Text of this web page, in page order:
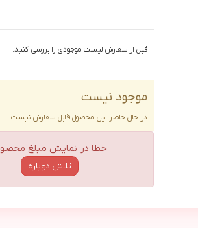
قبل از سفارش لیست موجودی را بررسی کنید.
موجود نیست
در حال حاضر این محصول قابل سفارش نیست.
خطا در نمایش مبلغ
تلاش دوباره